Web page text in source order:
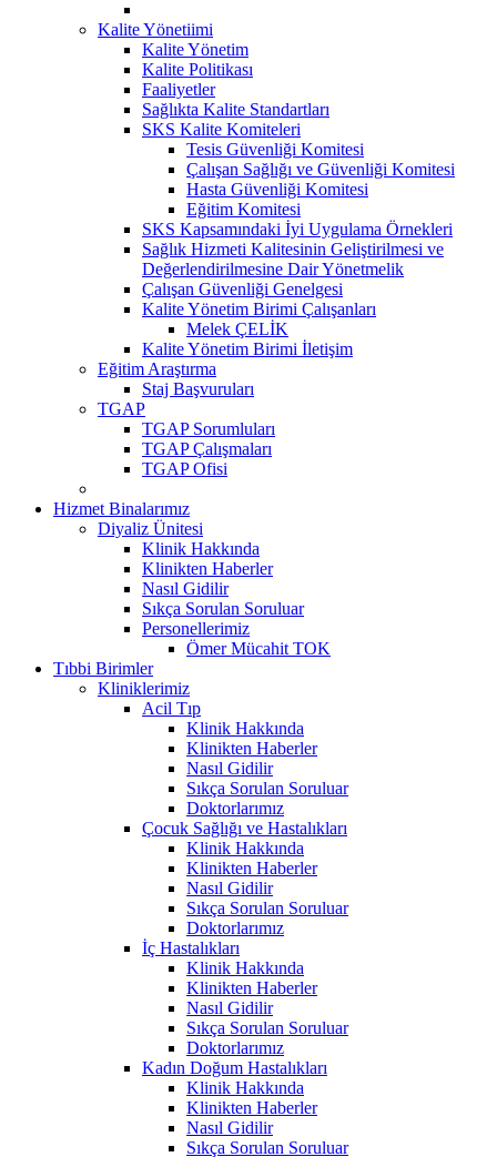
Kalite Yönetiimi
Kalite Yönetim
Kalite Politikası
Faaliyetler
Sağlıkta Kalite Standartları
SKS Kalite Komiteleri
Tesis Güvenliği Komitesi
Çalışan Sağlığı ve Güvenliği Komitesi
Hasta Güvenliği Komitesi
Eğitim Komitesi
SKS Kapsamındaki İyi Uygulama Örnekleri
Sağlık Hizmeti Kalitesinin Geliştirilmesi ve
Değerlendirilmesine Dair Yönetmelik
Çalışan Güvenliği Genelgesi
Kalite Yönetim Birimi Çalışanları
Melek ÇELİK
Kalite Yönetim Birimi İletişim
Eğitim Araştırma
Staj Başvuruları
TGAP
TGAP Sorumluları
TGAP Çalışmaları
TGAP Ofisi
Hizmet Binalarımız
Diyaliz Ünitesi
Klinik Hakkında
Klinikten Haberler
Nasıl Gidilir
Sıkça Sorulan Soruluar
Personellerimiz
Ömer Mücahit TOK
Tıbbi Birimler
Kliniklerimiz
Acil Tıp
Klinik Hakkında
Klinikten Haberler
Nasıl Gidilir
Sıkça Sorulan Soruluar
Doktorlarımız
Çocuk Sağlığı ve Hastalıkları
Klinik Hakkında
Klinikten Haberler
Nasıl Gidilir
Sıkça Sorulan Soruluar
Doktorlarımız
İç Hastalıkları
Klinik Hakkında
Klinikten Haberler
Nasıl Gidilir
Sıkça Sorulan Soruluar
Doktorlarımız
Kadın Doğum Hastalıkları
Klinik Hakkında
Klinikten Haberler
Nasıl Gidilir
Sıkça Sorulan Soruluar